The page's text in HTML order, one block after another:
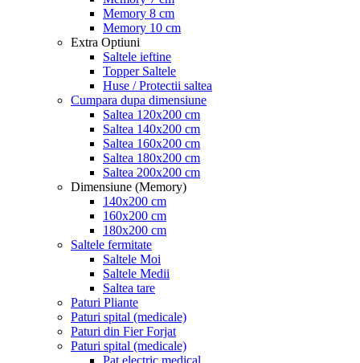
Memory 8 cm
Memory 10 cm
Extra Optiuni
Saltele ieftine
Topper Saltele
Huse / Protectii saltea
Cumpara dupa dimensiune
Saltea 120x200 cm
Saltea 140x200 cm
Saltea 160x200 cm
Saltea 180x200 cm
Saltea 200x200 cm
Dimensiune (Memory)
140x200 cm
160x200 cm
180x200 cm
Saltele fermitate
Saltele Moi
Saltele Medii
Saltea tare
Paturi Pliante
Paturi spital (medicale)
Paturi din Fier Forjat
Paturi spital (medicale)
Pat electric medical